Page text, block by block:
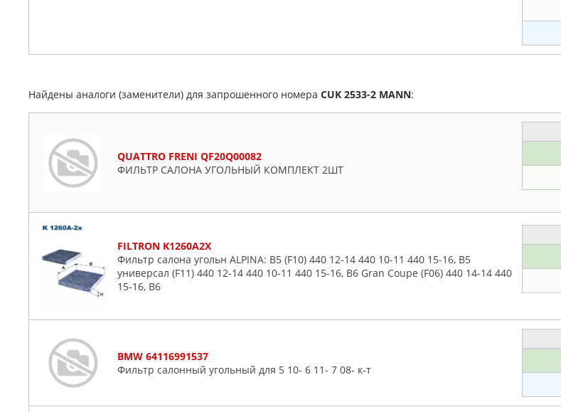
Найдены аналоги (заменители) для запрошенного номера CUK 2533-2 MANN:
QUATTRO FRENI QF20Q00082
ФИЛЬТР САЛОНА УГОЛЬНЫЙ КОМПЛЕКТ 2ШТ
FILTRON K1260A2X
Фильтр салона угольн ALPINA: B5 (F10) 440 12-14 440 10-11 440 15-16, B5
универсал (F11) 440 12-14 440 10-11 440 15-16, B6 Gran Coupe (F06) 440 14-14 440
15-16, B6
BMW 64116991537
Фильтр салонный угольный для 5 10- 6 11- 7 08- к-т